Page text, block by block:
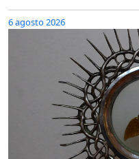
6 agosto 2026